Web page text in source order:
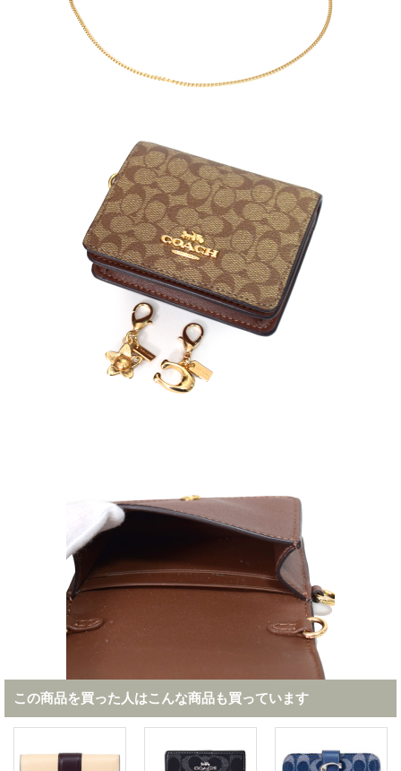
この商品を買った人はこんな商品も買っています